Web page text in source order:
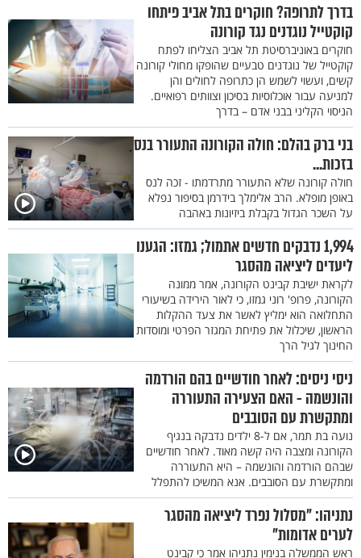
בדרך לתרופה? חוקרים בתל אביב פיתחו
קוקטייל נוגדנים נגד קורונה
חוקרים באוניברסיטת תל אביב הצליחו לפתח
קוקטייל של נוגדנים טבעיים שהופקו מחולי קורונה
קשים, ועשוי לשמש הן כתרופה לחולים והן
למניעה עבור אוכלוסיות בסיכון וצוותים רפואיים.
הניסוי הקליני בבני אדם – בדרך
בני ברק בהלם: חולה הקורונה התעורר בנס
בזכות...
חולה קורונה שלא התעורר מתרדמתו - זכה לנס
באופן מופלא. הרב אלימלך בידרמן בסיפור נפלא
על השכר הגדול בקבלת ביזיונות באהבה
1,994 נדבקים חדשים אתמול; גמזו: הגענו
ליעדים ליציאה מהסגר
לקראת ישיבת קבינט הקורונה, אמר ממונה
הקורונה, פרופ' רוני גמזו, כי לאור הירידה בשיעורי
התחלואה הוא ימליץ לאשר את צעד ההקלות
הראשון, שיכלול את פתיחת המגזר הפרטי ומוסדות
החינוך לגיל הרך
ניסי ניסים: לאחר חודשיים בהם הורדמה
והונשמה - האם הצעירה התעוררה
ומתקשרת עם הסובבים
נועה בת תמר, אם ל-8 ילדים נדבקה בנגיף
הקורונה ומצבה היה קשה מאוד. לאחר חודשיים
שבהם הורדמה והונשמה – היא התעוררה
ומתקשרת עם הסובבים. אנא המשיכו להתפלל
נתניהו: "מסלול נפרד ליציאה מהסגר
לערים אדומות"
ראש הממשלה בנימין נתניהו אמר כי קבינט